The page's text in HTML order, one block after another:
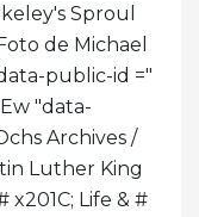
Sproul
de Michael
public-id ="
"data-
Archives /
Luther King
x201C; Life & #